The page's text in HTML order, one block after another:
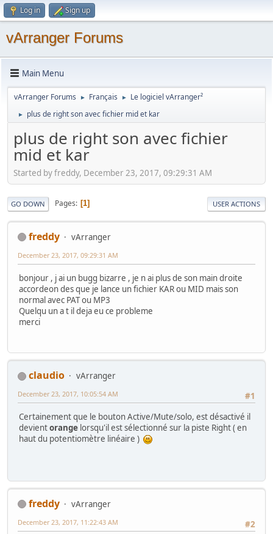
Log in Sign up
vArranger Forums
Main Menu
vArranger Forums ► Français ► Le logiciel vArranger²
► plus de right son avec fichier mid et kar
plus de right son avec fichier
mid et kar
Started by freddy, December 23, 2017, 09:29:31 AM
GO DOWN Pages 1 USER ACTIONS
freddy vArranger
December 23, 2017, 09:29:31 AM
bonjour , j ai un bugg bizarre , je n ai plus de son main droite
accordeon des que je lance un fichier KAR ou MID mais son
normal avec PAT ou MP3
Quelqu un a t il deja eu ce probleme
merci
claudio
vArranger
#1
December 23, 2017, 10:05:54 AM
Certainement que le bouton Active/Mute/solo, est désactivé il
devientorange lorsqu'il est sélectionné sur la piste Right ( en
haut du potentiomètre linéaire )
freddy
vArranger
#2
December 23, 2017, 11:22:43 AM